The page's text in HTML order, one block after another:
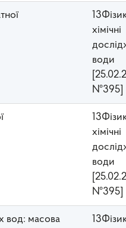
хімічні
води
№395]
хімічні
води
№395]
вод: масова